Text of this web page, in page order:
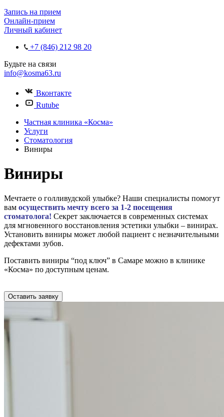
Запись на прием
Онлайн-прием
Личный кабинет
+7 (846) 212 98 20
Будьте на связи
info@kosma63.ru
Вконтакте
Rutube
Частная клиника «Косма»
Услуги
Стоматология
Виниры
Виниры
Мечтаете о голливудской улыбке? Наши специалисты помогут
вам осуществить мечту всего за 1-2 посещения
стоматолога! Секрет заключается в современных системах
для мгновенного восстановления эстетики улыбки – винирах.
Установить виниры может любой пациент с незначительными
дефектами зубов.
Поставить виниры “под ключ” в Самаре можно в клинике
«Косма» по доступным ценам.
Оставить заявку